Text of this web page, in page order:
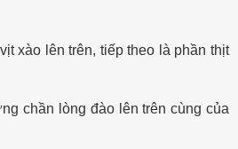
xào lên trên, tiếp theo là phần thịt
chần lòng đào lên trên cùng của